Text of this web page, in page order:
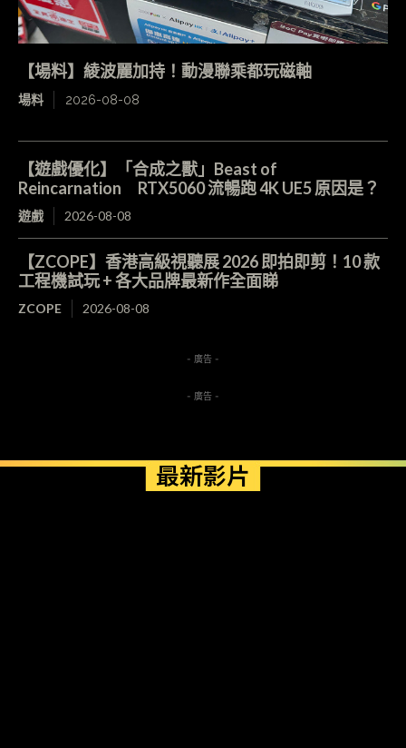
【場料】綾波麗加持！動漫聯乘都玩磁軸
場料 2026-08-08
【遊戲優化】「合成之獸」Beast of
Reincarnation RTX5060 流暢跑 4K UE5 原因是？
遊戲 2026-08-08
【ZCOPE】香港高級視聽展 2026 即拍即剪！10 款
工程機試玩 + 各大品牌最新作全面睇
ZCOPE 2026-08-08
- 廣告 -
- 廣告 -
最新影片